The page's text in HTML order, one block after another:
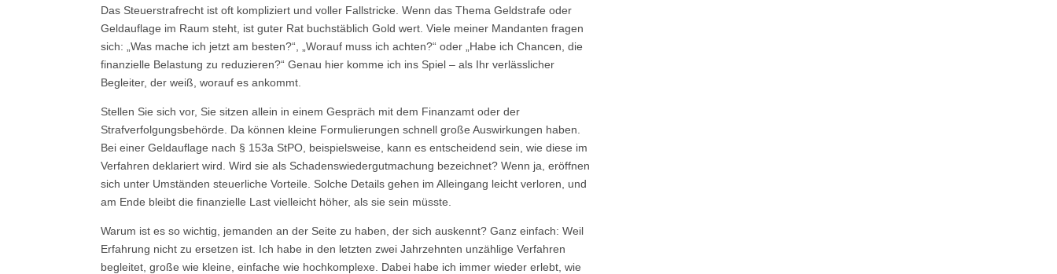
Das Steuerstrafrecht ist oft kompliziert und voller Fallstricke. Wenn das Thema Geldstrafe oder
Geldauflage im Raum steht, ist guter Rat buchstäblich Gold wert. Viele meiner Mandanten fragen
sich: „Was mache ich jetzt am besten?“, „Worauf muss ich achten?“ oder „Habe ich Chancen, die
finanzielle Belastung zu reduzieren?“ Genau hier komme ich ins Spiel – als Ihr verlässlicher
Begleiter, der weiß, worauf es ankommt.
Stellen Sie sich vor, Sie sitzen allein in einem Gespräch mit dem Finanzamt oder der
Strafverfolgungsbehörde. Da können kleine Formulierungen schnell große Auswirkungen haben.
Bei einer Geldauflage nach § 153a StPO, beispielsweise, kann es entscheidend sein, wie diese im
Verfahren deklariert wird. Wird sie als Schadenswiedergutmachung bezeichnet? Wenn ja, eröffnen
sich unter Umständen steuerliche Vorteile. Solche Details gehen im Alleingang leicht verloren, und
am Ende bleibt die finanzielle Last vielleicht höher, als sie sein müsste.
Warum ist es so wichtig, jemanden an der Seite zu haben, der sich auskennt? Ganz einfach: Weil
Erfahrung nicht zu ersetzen ist. Ich habe in den letzten zwei Jahrzehnten unzählige Verfahren
begleitet, große wie kleine, einfache wie hochkomplexe. Dabei habe ich immer wieder erlebt, wie